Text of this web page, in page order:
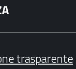
trasparente